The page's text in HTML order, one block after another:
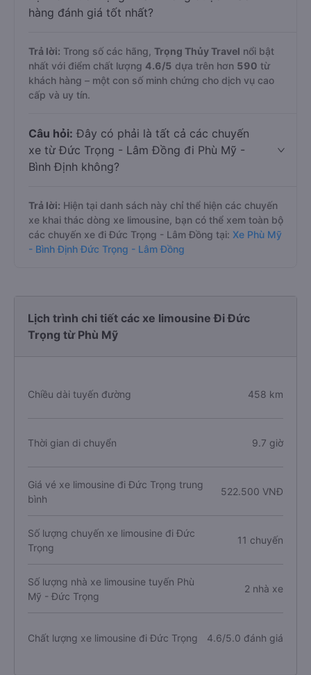
hàng đánh giá tốt nhất?
Trả lời: Trong số các hãng, Trọng Thủy Travel nổi bật
nhất với điểm chất lượng 4.6/5 dựa trên hơn 590 từ
khách hàng – một con số minh chứng cho dịch vụ cao
cấp và uy tín.
Câu hỏi: Đây có phải là tất cả các chuyến
xe từ Đức Trọng - Lâm Đồng đi Phù Mỹ -
Bình Định không?
Trả lời: Hiện tại danh sách này chỉ thể hiện các chuyến
xe khai thác dòng xe limousine, bạn có thể xem toàn bộ
các chuyến xe đi Đức Trọng - Lâm Đồng tại: Xe Phù Mỹ
- Bình Định Đức Trọng - Lâm Đồng
Lịch trình chi tiết các xe limousine Đi Đức
Trọng từ Phù Mỹ
Chiều dài tuyến đường 458 km
Thời gian di chuyển 9.7 giờ
Giá vé xe limousine đi Đức Trọng trung
bình
522.500 VNĐ
Số lượng chuyến xe limousine đi Đức
Trọng
11 chuyến
Số lượng nhà xe limousine tuyến Phù
Mỹ - Đức Trọng
2 nhà xe
Chất lượng xe limousine đi Đức Trọng 4.6/5.0 đánh giá